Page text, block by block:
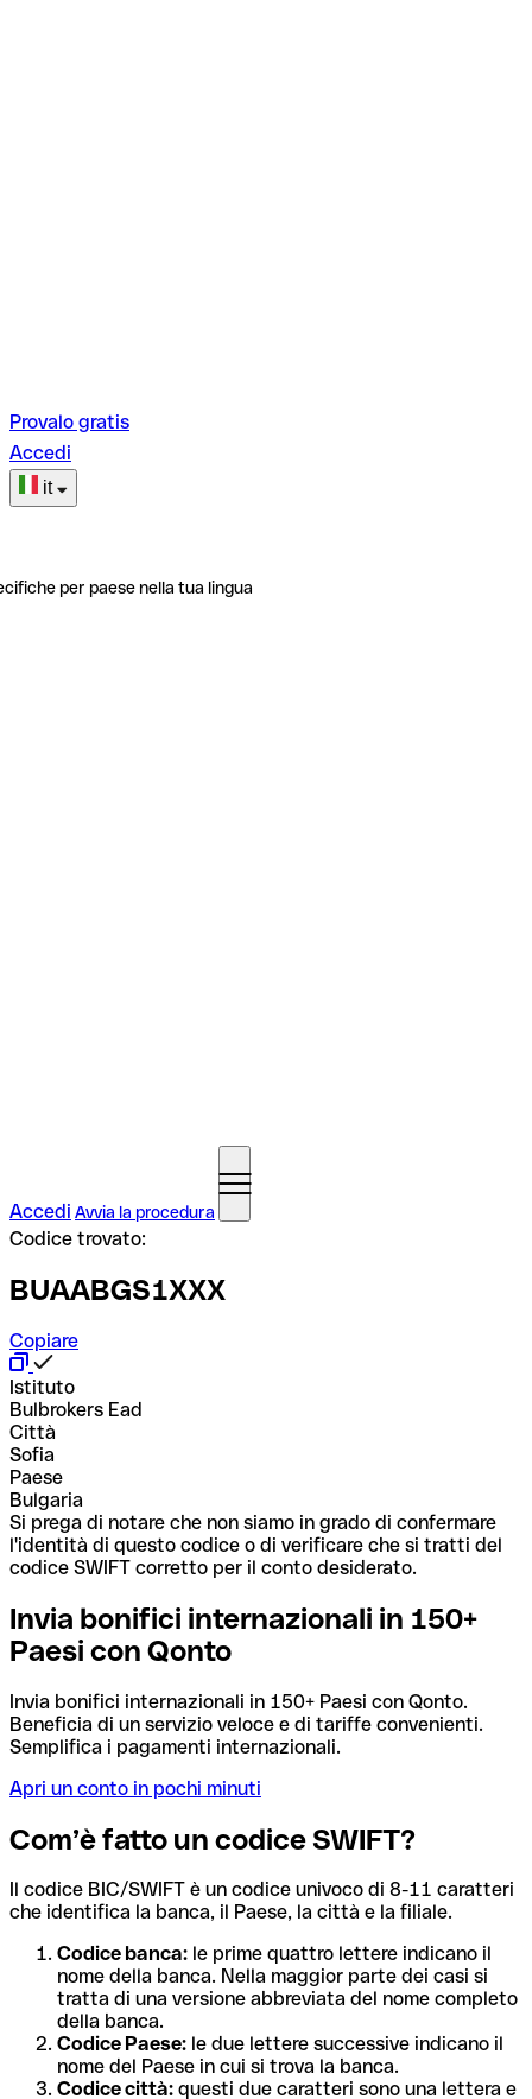
Provalo gratis
Accedi
it
per paese nella tua lingua
Accedi Avvia la procedura
Codice trovato:
BUAABGS1XXX
Copiare
Istituto
Bulbrokers Ead
Città
Sofia
Paese
Bulgaria
Si prega di notare che non siamo in grado di confermare
l'identità di questo codice o di verificare che si tratti del
codice SWIFT corretto per il conto desiderato.
Invia bonifici internazionali in 150+
Paesi con Qonto
Invia bonifici internazionali in 150+ Paesi con Qonto.
Beneficia di un servizio veloce e di tariffe convenienti.
Semplifica i pagamenti internazionali.
Apri un conto in pochi minuti
Com’è fatto un codice SWIFT?
Il codice BIC/SWIFT è un codice univoco di 8-11 caratteri
che identifica la banca, il Paese, la città e la filiale.
Codice banca: le prime quattro lettere indicano il
nome della banca. Nella maggior parte dei casi si
tratta di una versione abbreviata del nome completo
della banca.
Codice Paese: le due lettere successive indicano il
nome del Paese in cui si trova la banca.
Codice città: questi due caratteri sono una lettera e